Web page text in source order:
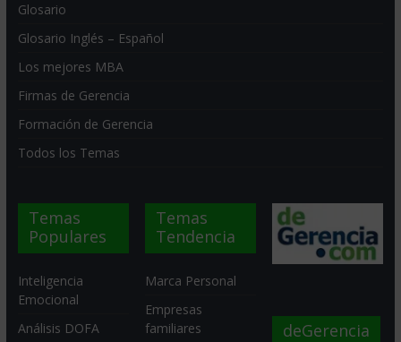
Glosario
Glosario Inglés – Español
Los mejores MBA
Firmas de Gerencia
Formación de Gerencia
Todos los Temas
Temas
Populares
Inteligencia
Emocional
Análisis DOFA
Temas
Tendencia
Marca Personal
Empresas
familiares
deGerencia